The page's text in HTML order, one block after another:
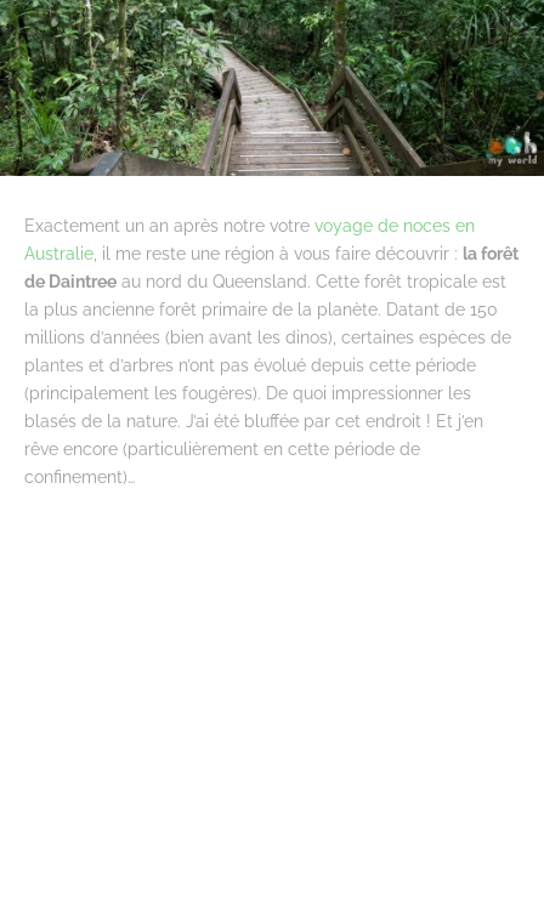
Exactement un an après notre votre voyage de noces en
Australie , il me reste une région à vous faire découvrir : la forêt
de Daintree au nord du Queensland. Cette forêt tropicale est
la plus ancienne forêt primaire de la planète. Datant de 150
millions d’années (bien avant les dinos), certaines espèces de
plantes et d’arbres n’ont pas évolué depuis cette période
(principalement les fougères). De quoi impressionner les
blasés de la nature. J’ai été bluffée par cet endroit ! Et j’en
rêve encore (particulièrement en cette période de
confinement)…